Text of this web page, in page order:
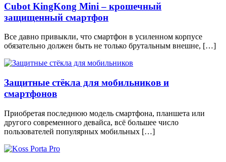
Cubot KingKong Mini – крошечный
защищенный смартфон
Все давно привыкли, что смартфон в усиленном корпусе
обязательно должен быть не только брутальным внешне, […]
Защитные стёкла для мобильников и
смартфонов
Приобретая последнюю модель смартфона, планшета или
другого современного девайса, всё большее число
пользователей популярных мобильных […]